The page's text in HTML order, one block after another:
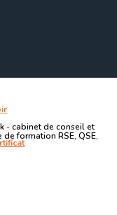
- cabinet de conseil et
formation RSE, QSE,